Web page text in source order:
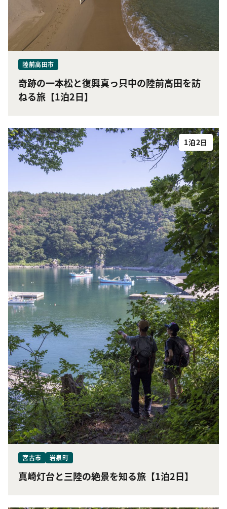
陸前高田市
奇跡の一本松と復興真っ只中の陸前高田を訪
ねる旅【1泊2日】
1泊2日
宮古市 岩泉町
真崎灯台と三陸の絶景を知る旅【1泊2日】